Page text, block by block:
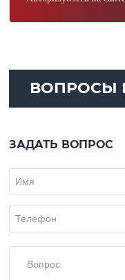
ВОПРОСЫ
ЗАДАТЬ ВОПРОС